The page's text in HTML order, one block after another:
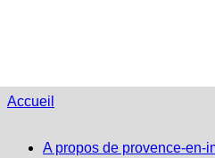
Accueil
A propos de provence-en-